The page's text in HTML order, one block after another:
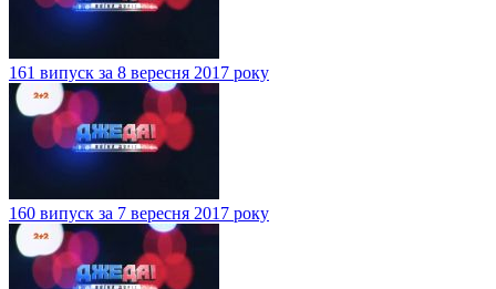
161 випуск за 8 вересня 2017 року
160 випуск за 7 вересня 2017 року